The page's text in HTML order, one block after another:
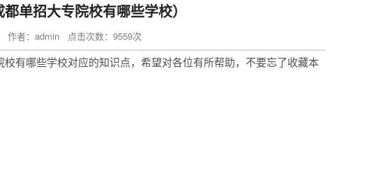
单招大专院校有哪些学校）
作者：admin 点击次数：9559次
有哪些学校对应的知识点，希望对各位有所帮助，不要忘了收藏本